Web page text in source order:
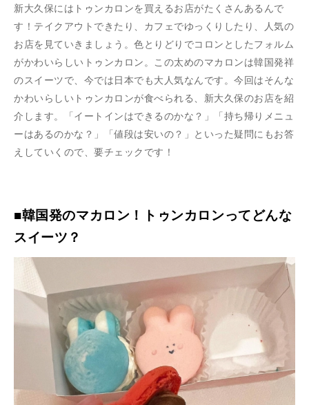
新大久保にはトゥンカロンを買えるお店がたくさんあるんで
す！テイクアウトできたり、カフェでゆっくりしたり、人気の
お店を見ていきましょう。色とりどりでコロンとしたフォルム
がかわいらしいトゥンカロン。この太めのマカロンは韓国発祥
のスイーツで、今では日本でも大人気なんです。今回はそんな
かわいらしいトゥンカロンが食べられる、新大久保のお店を紹
介します。「イートインはできるのかな？」「持ち帰りメニュ
ーはあるのかな？」「値段は安いの？」といった疑問にもお答
えしていくので、要チェックです！
■韓国発のマカロン！トゥンカロンってどんな
スイーツ？